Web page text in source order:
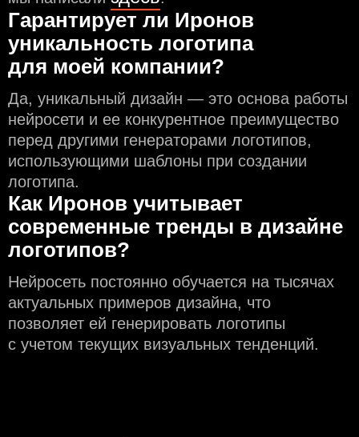
Гарантирует ли Иронов
уникальность логотипа
для моей компании?
Да, уникальный дизайн — это основа работы
нейросети и еe конкурентное преимущество
перед другими генераторами логотипов,
использующими шаблоны при создании
логотипа.
Как Иронов учитывает
современные тренды в дизайне
логотипов?
Нейросеть постоянно обучается на тысячах
актуальных примеров дизайна, что
позволяет ей генерировать логотипы
с учeтом текущих визуальных тенденций.